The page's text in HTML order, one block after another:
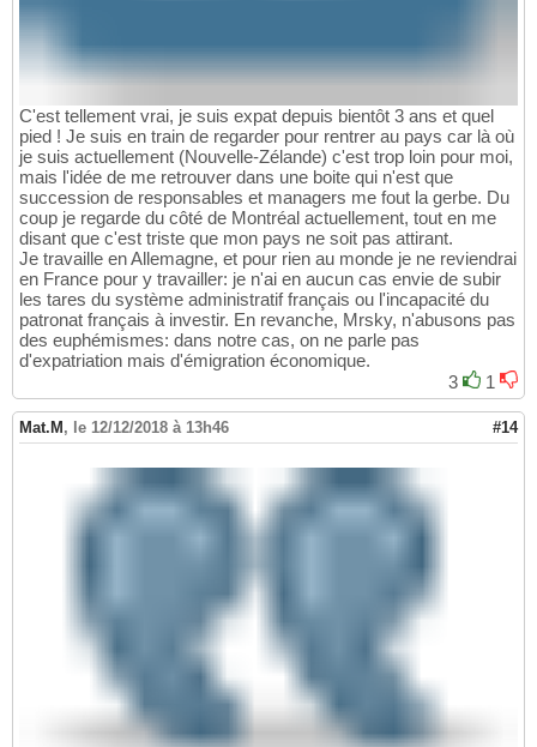
C'est tellement vrai, je suis expat depuis bientôt 3 ans et quel
pied ! Je suis en train de regarder pour rentrer au pays car là où
je suis actuellement (Nouvelle-Zélande) c'est trop loin pour moi,
mais l'idée de me retrouver dans une boite qui n'est que
succession de responsables et managers me fout la gerbe. Du
coup je regarde du côté de Montréal actuellement, tout en me
disant que c'est triste que mon pays ne soit pas attirant.
Je travaille en Allemagne, et pour rien au monde je ne reviendrai
en France pour y travailler: je n'ai en aucun cas envie de subir
les tares du système administratif français ou l'incapacité du
patronat français à investir. En revanche, Mrsky, n'abusons pas
des euphémismes: dans notre cas, on ne parle pas
d'expatriation mais d'émigration économique.
3
1
Mat.M , le 12/12/2018 à 13h46 #14